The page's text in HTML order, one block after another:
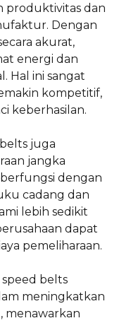
produktivitas dan
Dengan
akurat,
energi dan
Hal ini sangat
kompetitif,
keberhasilan.
juga
jangka
dengan
cadang dan
lebih sedikit
dapat
pemeliharaan.
belts
meningkatkan
menawarkan